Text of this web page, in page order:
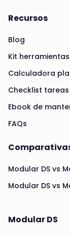
Recursos
Blog
Kit
Calculadora
Checklist
Ebook de
FAQs
Modular DS vs
Modular DS vs
Modular DS